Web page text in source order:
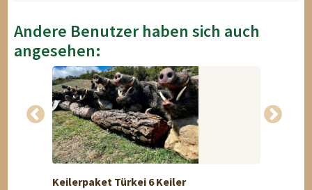
Andere Benutzer haben sich auch
angesehen:
Keilerpaket Türkei 6 Keiler